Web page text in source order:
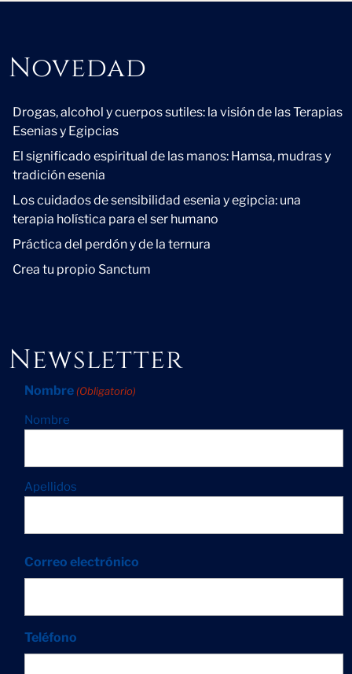
Novedad
Novedad
Drogas, alcohol y cuerpos sutiles: la visión de las Terapias
Esenias y Egipcias
El significado espiritual de las manos: Hamsa, mudras y
tradición esenia
Los cuidados de sensibilidad esenia y egipcia: una
terapia holística para el ser humano
Práctica del perdón y de la ternura
Crea tu propio Sanctum
Newsletter
Nombre (Obligatorio)
Nombre
Apellidos
Correo electrónico
Teléfono